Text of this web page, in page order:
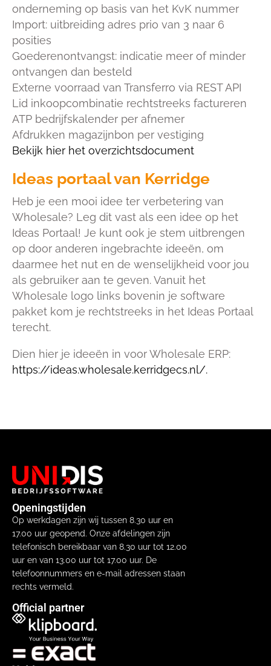
onderneming op basis van het KvK nummer
Import: uitbreiding adres prio van 3 naar 6
posities
Goederenontvangst: indicatie meer of minder
ontvangen dan besteld
Externe voorraad van Transferro via REST API
Lid inkoopcombinatie rechtstreeks factureren
ATP bedrijfskalender per afnemer
Afdrukken magazijnbon per vestiging
Bekijk hier het overzichtsdocument
Ideas portaal van Kerridge
Heb je een mooi idee ter verbetering van
Wholesale? Leg dit vast als een idee op het
Ideas Portaal! Je kunt ook je stem uitbrengen
op door anderen ingebrachte ideeën, om
daarmee het nut en de wenselijkheid voor jou
als gebruiker aan te geven. Vanuit het
Wholesale logo links bovenin je software
pakket kom je rechtstreeks in het Ideas Portaal
terecht.
Dien hier je ideeën in voor Wholesale ERP:
https://ideas.wholesale.kerridgecs.nl/.
Openingstijden
Op werkdagen zijn wij tussen 8.30 uur en
17.00 uur geopend. Onze afdelingen zijn
telefonisch bereikbaar van 8.30 uur tot 12.00
uur en van 13.00 uur tot 17.00 uur. De
telefoonnummers en e-mail adressen staan
rechts vermeld.
Official partner